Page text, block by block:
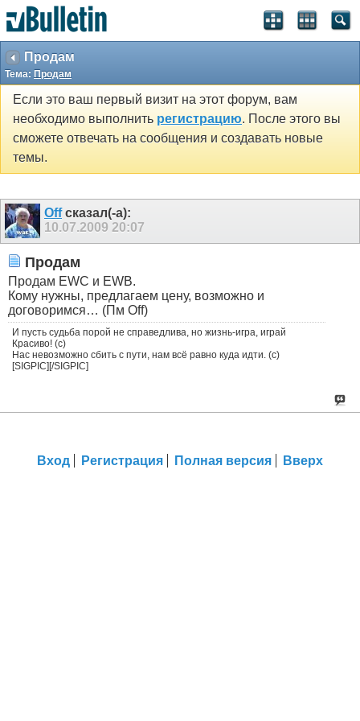
Продам
Тема: Продам
Если это ваш первый визит на этот форум, вам
необходимо выполнить регистрацию. После этого вы
сможете отвечать на сообщения и создавать новые
темы.
Offсказал(-а):
10.07.2009 20:07
Продам
Продам EWC и EWB.
Кому нужны, предлагаем цену, возможно и
договоримся… (Пм Off)
И пусть судьба порой не справедлива, но жизнь-игра, играй
Красиво! (с)
Нас невозможно сбить с пути, нам всё равно куда идти. (с)
[SIGPIC][/SIGPIC]
Вход Регистрация Полная версия Вверх